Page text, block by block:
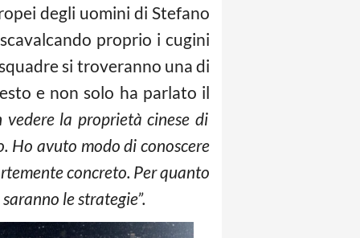
degli uomini di Stefano
proprio i cugini
si troveranno una di
e non solo ha parlato il
la proprietà cinese di
Ho avuto modo di conoscere
concreto. Per quanto
le strategie”.